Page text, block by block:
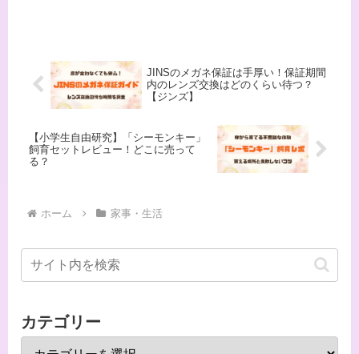
JINSのメガネ保証は手厚い！保証期間
内のレンズ交換はどのくらい待つ？
【ジンズ】
【小学生自由研究】「シーモンキー」
飼育セットレビュー！どこに売って
る？
ホーム 家事・生活
カテゴリー